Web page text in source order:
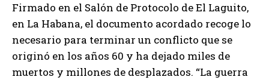
Firmado en el Salón de Protocolo de El Laguito,
en La Habana, el documento acordado recoge lo
necesario para terminar un conflicto que se
originó en los años 60 y ha dejado miles de
muertos y millones de desplazados. “La guerra